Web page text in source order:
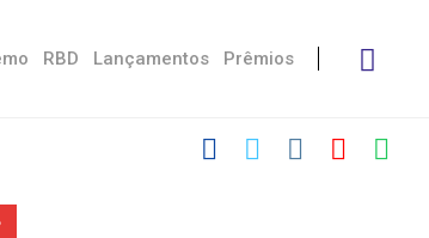
RBD Lançamentos Prêmios